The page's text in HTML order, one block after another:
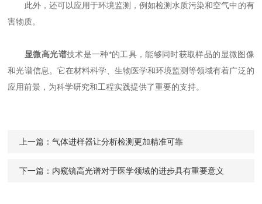
此外，还可以应用于环境监测，例如检测水质污染和空气中的有
害物质。
显微高光谱技术是一种*的工具，能够同时获取样品的显微图像
和光谱信息。它在材料科学、生物医学和环境监测等领域有着广泛的
应用前景，为科学研究和工程实践提供了重要的支持。
上一篇：气体进样器让分析检测更加精准可靠
下一篇： 内窥镜高光谱对于医学领域的进步具有重要意义